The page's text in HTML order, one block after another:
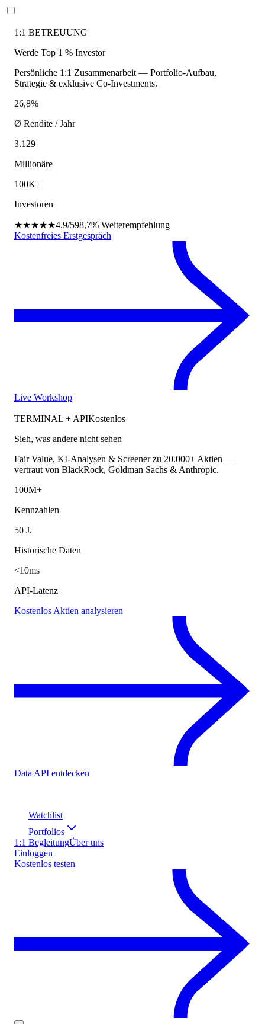
1:1 BETREUUNG
Werde Top 1 % Investor
Persönliche 1:1 Zusammenarbeit — Portfolio-Aufbau,
Strategie & exklusive Co-Investments.
26,8%
Ø Rendite / Jahr
3.129
Millionäre
100K+
Investoren
★★★★★4.9/598,7% Weiterempfehlung
Kostenfreies Erstgespräch
Live Workshop
TERMINAL + APIKostenlos
Sieh, was andere nicht sehen
Fair Value, KI-Analysen & Screener zu 20.000+ Aktien —
vertraut von BlackRock, Goldman Sachs & Anthropic.
100M+
Kennzahlen
50 J.
Historische Daten
<10ms
API-Latenz
Kostenlos Aktien analysieren
Data API entdecken
Watchlist
Portfolios
1:1 BegleitungÜber uns
Einloggen
Kostenlos testen